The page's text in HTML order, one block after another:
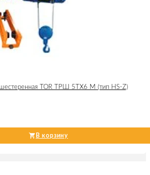
TOR ТРШ 5ТХ6 М (тип HS-Z)
В корзину